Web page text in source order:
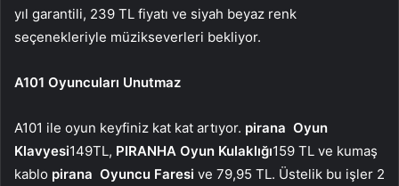
yıl garantili, 239 TL fiyatı ve siyah beyaz renk
seçenekleriyle müzikseverleri bekliyor.
A101 Oyuncuları Unutmaz
A101 ile oyun keyfiniz kat kat artıyor. pirana Oyun
Klavyesi149TL, PIRANHA Oyun Kulaklığı159 TL ve kumaş
kablo pirana Oyuncu Faresi ve 79,95 TL. Üstelik bu işler 2